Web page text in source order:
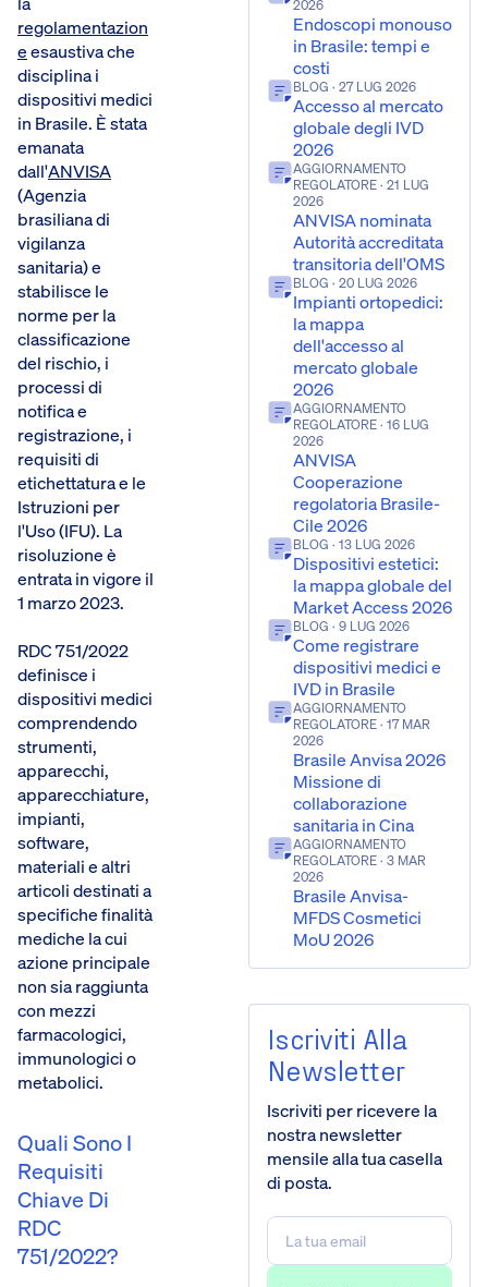
regolamentazion
eesaustiva che
disciplina i
dispositivi medici
in Brasile. È stata
emanata
dall'ANVISA
(Agenzia
brasiliana di
vigilanza
sanitaria) e
stabilisce le
norme per la
classificazione
del rischio, i
processi di
notifica e
registrazione, i
requisiti di
etichettatura e le
Istruzioni per
l'Uso (IFU). La
risoluzione è
entrata in vigore il
1 marzo 2023.
RDC 751/2022
definisce i
dispositivi medici
comprendendo
strumenti,
apparecchi,
apparecchiature,
impianti,
software,
materiali e altri
articoli destinati a
specifiche finalità
mediche la cui
azione principale
non sia raggiunta
con mezzi
farmacologici,
immunologici o
metabolici.
Quali Sono I
Requisiti
Chiave Di
RDC
751/2022?
2026
Endoscopi monouso
in Brasile: tempi e
costi
BLOG · 27 LUG 2026
Accesso al mercato
globale degli IVD
2026
AGGIORNAMENTO
REGOLATORE· 21 LUG
2026
ANVISA nominata
Autorità accreditata
transitoria dell'OMS
BLOG · 20 LUG 2026
Impianti ortopedici:
la mappa
dell'accesso al
mercato globale
2026
AGGIORNAMENTO
REGOLATORE· 16 LUG
2026
ANVISA
Cooperazione
regolatoria Brasile-
Cile 2026
BLOG · 13 LUG 2026
Dispositivi estetici:
la mappa globale del
Market Access 2026
BLOG · 9 LUG 2026
Come registrare
dispositivi medici e
IVD in Brasile
AGGIORNAMENTO
REGOLATORE· 17 MAR
2026
Brasile Anvisa 2026
Missione di
collaborazione
sanitaria in Cina
AGGIORNAMENTO
REGOLATORE· 3 MAR
2026
Brasile Anvisa-
MFDS Cosmetici
MoU 2026
Iscriviti Alla
Newsletter
Iscriviti per ricevere la
nostra newsletter
mensile alla tua casella
di posta.